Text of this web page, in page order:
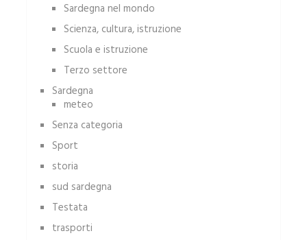
Sardegna nel mondo
Scienza, cultura, istruzione
Scuola e istruzione
Terzo settore
Sardegna
meteo
Senza categoria
Sport
storia
sud sardegna
Testata
trasporti